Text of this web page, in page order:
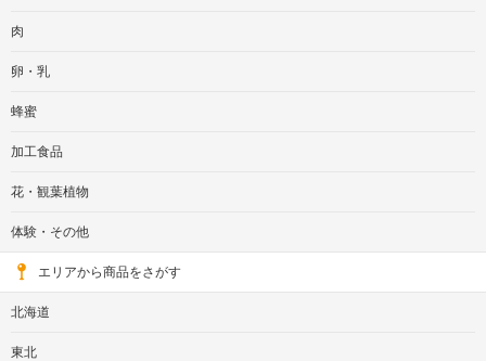
肉
卵・乳
蜂蜜
加工食品
花・観葉植物
体験・その他
エリアから商品をさがす
北海道
東北